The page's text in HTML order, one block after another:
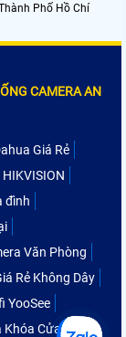
Phố Hồ Chí
CAMERA AN
Giá Rẻ
đình
Văn Phòng
Rẻ Không Dây
YooSee
Khóa Cửa